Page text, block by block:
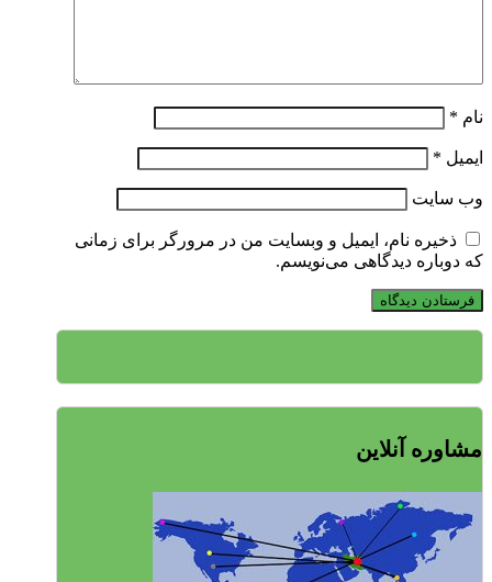
نام *
ایمیل *
وب‌ سایت
ذخیره نام، ایمیل و وبسایت من در مرورگر برای زمانی
که دوباره دیدگاهی می‌نویسم.
مشاوره آنلاین